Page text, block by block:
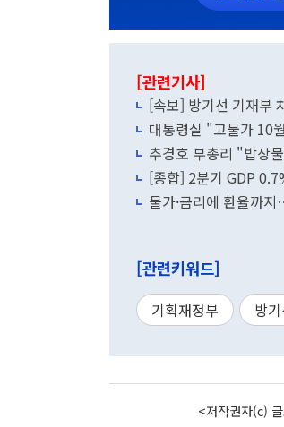
[관련기사]
[속보] 방기선 기재부
대통령실 "고물가 10
추경호 부총리 "밥상
[종합] 2분기 GDP
물가·금리에 환율까
[관련키워드]
기획재정부 방
<저작권자(c)